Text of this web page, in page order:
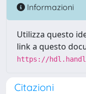
Informazioni
Utilizza questo
link a questo
https://
Citazioni